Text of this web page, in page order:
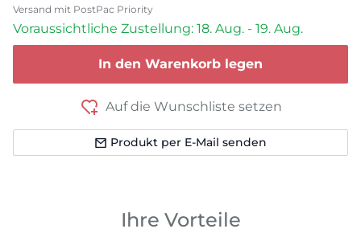
Versand mit PostPac Priority
Voraussichtliche Zustellung: 18. Aug. - 19. Aug.
In den Warenkorb legen
Auf die Wunschliste setzen
Produkt per E-Mail senden
Ihre Vorteile